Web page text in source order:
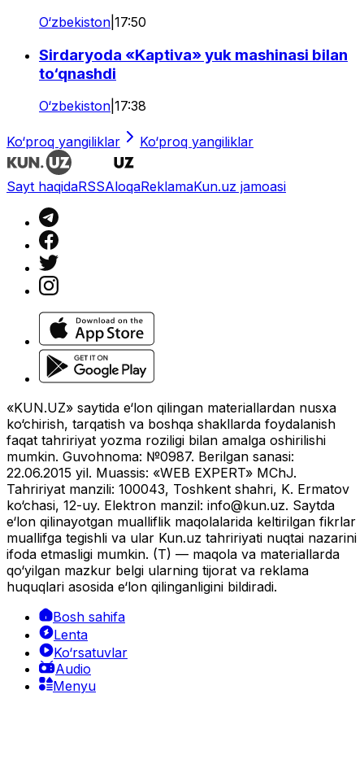
O‘zbekiston 17:50
Sirdaryoda «Kaptiva» yuk mashinasi bilan
to‘qnashdi
O‘zbekiston 17:38
Ko‘proq yangiliklar Ko‘proq yangiliklar
Sayt haqidaRSSAloqaReklamaKun.uz jamoasi
«KUN.UZ» saytida e‘lon qilingan materiallardan nusxa
ko‘chirish, tarqatish va boshqa shakllarda foydalanish
faqat tahririyat yozma roziligi bilan amalga oshirilishi
mumkin. Guvohnoma: №0987. Berilgan sanasi:
22.06.2015 yil. Muassis: «WEB EXPERT» MChJ.
Tahririyat manzili: 100043, Toshkent shahri, K. Ermatov
ko‘chasi, 12-uy. Elektron manzil: info@kun.uz. Saytda
e‘lon qilinayotgan mualliflik maqolalarida keltirilgan fikrlar
muallifga tegishli va ular Kun.uz tahririyati nuqtai nazarini
ifoda etmasligi mumkin. (T) — maqola va materiallarda
qo‘yilgan mazkur belgi ularning tijorat va reklama
huquqlari asosida e‘lon qilinganligini bildiradi.
Bosh sahifa
Lenta
Ko‘rsatuvlar
Audio
Menyu